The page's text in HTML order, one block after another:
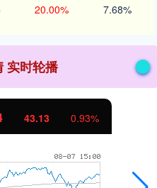
20.00% 7.68%
实时轮播
43.13 0.93%